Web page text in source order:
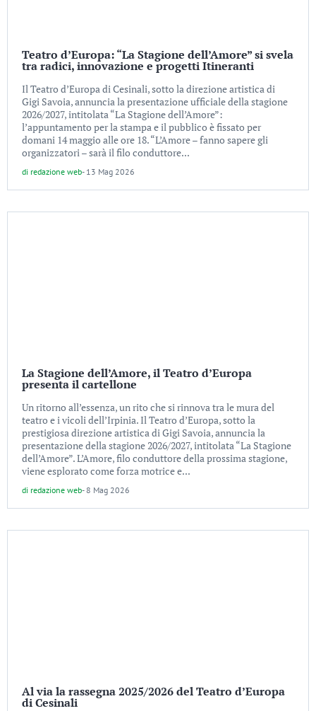
Teatro d’Europa: “La Stagione dell’Amore” si svela
tra radici, innovazione e progetti Itineranti
Il Teatro d’Europa di Cesinali, sotto la direzione artistica di
Gigi Savoia, annuncia la presentazione ufficiale della stagione
2026/2027, intitolata “La Stagione dell’Amore”:
l’appuntamento per la stampa e il pubblico è fissato per
domani 14 maggio alle ore 18. “L’Amore – fanno sapere gli
organizzatori – sarà il filo conduttore...
di redazione web- 13 Mag 2026
La Stagione dell’Amore, il Teatro d’Europa
presenta il cartellone
Un ritorno all’essenza, un rito che si rinnova tra le mura del
teatro e i vicoli dell’Irpinia. Il Teatro d’Europa, sotto la
prestigiosa direzione artistica di Gigi Savoia, annuncia la
presentazione della stagione 2026/2027, intitolata “La Stagione
dell’Amore”. L’Amore, filo conduttore della prossima stagione,
viene esplorato come forza motrice e...
di redazione web- 8 Mag 2026
Al via la rassegna 2025/2026 del Teatro d’Europa
di Cesinali